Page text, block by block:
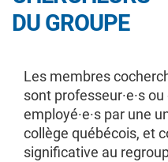
DU GROUPE
Les membres
sont professeur·e·s ou
employé·e·s par une
collège québécois, et
significative au